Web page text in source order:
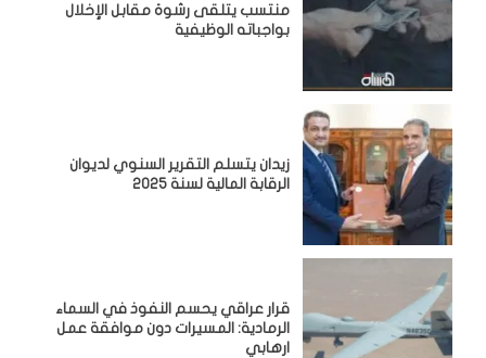
منتسب يتلقى رشوة مقابل الإخلال
بواجباته الوظيفية
زيدان يتسلم التقرير السنوي لديوان
الرقابة المالية لسنة 2025
قرار عراقي يحسم النفوذ في السماء
الرمادية: المسيرات دون موافقة عمل
ارهابي